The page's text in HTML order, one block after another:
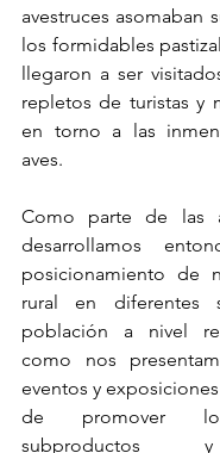
avestruces asomaban
los formidables
llegaron a ser
repletos de turistas y
en torno a las
aves.
Como parte de las
desarrollamos
posicionamiento de
rural en diferentes
población a nivel
como nos
eventos y
de promover
subproductos